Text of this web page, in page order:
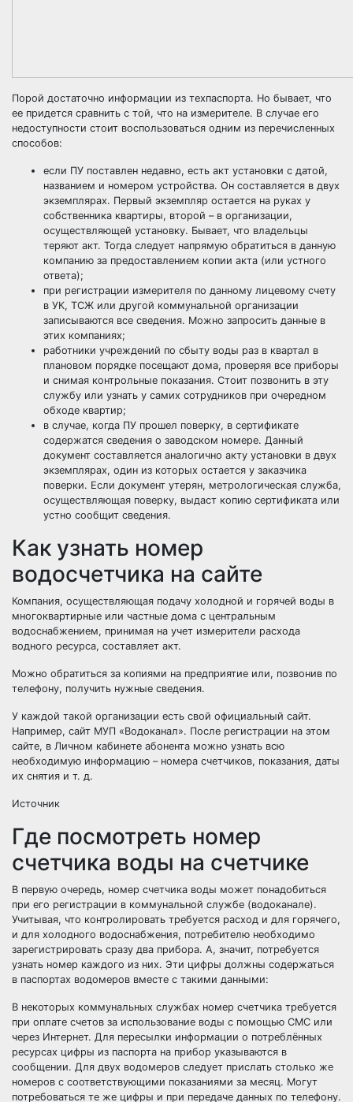
Порой достаточно информации из техпаспорта. Но бывает, что
ее придется сравнить с той, что на измерителе. В случае его
недоступности стоит воспользоваться одним из перечисленных
способов:
если ПУ поставлен недавно, есть акт установки с датой,
названием и номером устройства. Он составляется в двух
экземплярах. Первый экземпляр остается на руках у
собственника квартиры, второй – в организации,
осуществляющей установку. Бывает, что владельцы
теряют акт. Тогда следует напрямую обратиться в данную
компанию за предоставлением копии акта (или устного
ответа);
при регистрации измерителя по данному лицевому счету
в УК, ТСЖ или другой коммунальной организации
записываются все сведения. Можно запросить данные в
этих компаниях;
работники учреждений по сбыту воды раз в квартал в
плановом порядке посещают дома, проверяя все приборы
и снимая контрольные показания. Стоит позвонить в эту
службу или узнать у самих сотрудников при очередном
обходе квартир;
в случае, когда ПУ прошел поверку, в сертификате
содержатся сведения о заводском номере. Данный
документ составляется аналогично акту установки в двух
экземплярах, один из которых остается у заказчика
поверки. Если документ утерян, метрологическая служба,
осуществляющая поверку, выдаст копию сертификата или
устно сообщит сведения.
Как узнать номер
водосчетчика на сайте
Компания, осуществляющая подачу холодной и горячей воды в
многоквартирные или частные дома с центральным
водоснабжением, принимая на учет измерители расхода
водного ресурса, составляет акт.
Можно обратиться за копиями на предприятие или, позвонив по
телефону, получить нужные сведения.
У каждой такой организации есть свой официальный сайт.
Например, сайт МУП «Водоканал». После регистрации на этом
сайте, в Личном кабинете абонента можно узнать всю
необходимую информацию – номера счетчиков, показания, даты
их снятия и т. д.
Источник
Где посмотреть номер
счетчика воды на счетчике
В первую очередь, номер счетчика воды может понадобиться
при его регистрации в коммунальной службе (водоканале).
Учитывая, что контролировать требуется расход и для горячего,
и для холодного водоснабжения, потребителю необходимо
зарегистрировать сразу два прибора. А, значит, потребуется
узнать номер каждого из них. Эти цифры должны содержаться
в паспортах водомеров вместе с такими данными:
В некоторых коммунальных службах номер счетчика требуется
при оплате счетов за использование воды с помощью СМС или
через Интернет. Для пересылки информации о потреблённых
ресурсах цифры из паспорта на прибор указываются в
сообщении. Для двух водомеров следует прислать столько же
номеров с соответствующими показаниями за месяц. Могут
потребоваться те же цифры и при передаче данных по телефону.